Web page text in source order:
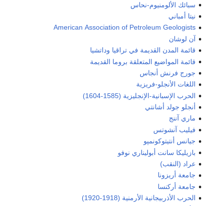
سبائك الألومنيوم-نحاس
نيتا أمباني
American Association of Petroleum Geologists
آن لوشان
قائمة المدن القديمة في تراقيا وداتشيا
قائمة المواضيع المتعلقة بروما القديمة
جورج فرنش أنجاس
اللغات الأنجلو-فريزية
الحرب الإسبانية-الإنجليزية (1585-1604)
أنجلو جولد أشانتي
ماري آننج
فيليب آنشوتس
جيانس أنتيتوكونمپو
بازيليكا سانت أبوليناري نوفو
عراد (النقب)
جامعة أريزونا
جامعة أركنسا
الحرب الأذربيجانية الأرمنية (1918-1920)